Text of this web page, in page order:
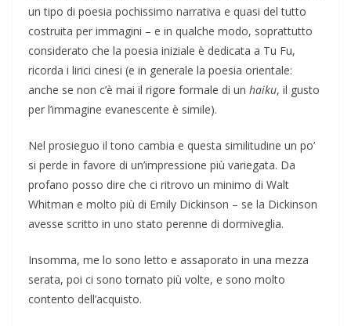
un tipo di poesia pochissimo narrativa e quasi del tutto
costruita per immagini – e in qualche modo, soprattutto
considerato che la poesia iniziale è dedicata a Tu Fu,
ricorda i lirici cinesi (e in generale la poesia orientale:
anche se non c’è mai il rigore formale di un haiku, il gusto
per l’immagine evanescente è simile).
Nel prosieguo il tono cambia e questa similitudine un po’
si perde in favore di un’impressione più variegata. Da
profano posso dire che ci ritrovo un minimo di Walt
Whitman e molto più di Emily Dickinson – se la Dickinson
avesse scritto in uno stato perenne di dormiveglia.
Insomma, me lo sono letto e assaporato in una mezza
serata, poi ci sono tornato più volte, e sono molto
contento dell’acquisto.